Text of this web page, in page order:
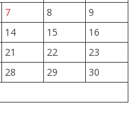
7 8
9
14 15
16
21 22
23
28 29
30